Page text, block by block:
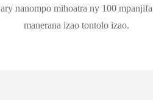
ary nanompo mihoatra ny 100 mpanjifa
manerana izao tontolo izao.